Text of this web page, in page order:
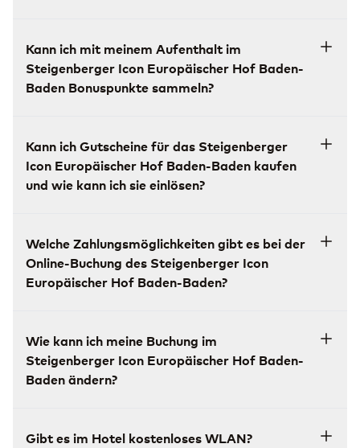
Kann ich mit meinem Aufenthalt im
Steigenberger Icon Europäischer Hof Baden-
Baden Bonuspunkte sammeln?
Kann ich Gutscheine für das Steigenberger
Icon Europäischer Hof Baden-Baden kaufen
und wie kann ich sie einlösen?
Welche Zahlungsmöglichkeiten gibt es bei der
Online-Buchung des Steigenberger Icon
Europäischer Hof Baden-Baden?
Wie kann ich meine Buchung im
Steigenberger Icon Europäischer Hof Baden-
Baden ändern?
Gibt es im Hotel kostenloses WLAN?